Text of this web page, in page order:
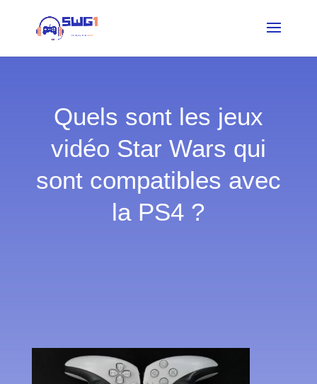
Quels sont les jeux
vidéo Star Wars qui
sont compatibles avec
la PS4 ?